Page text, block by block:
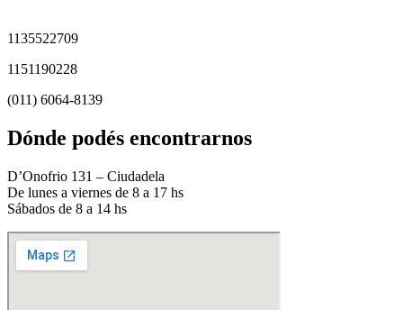
1135522709
1151190228
(011) 6064-8139
Dónde podés encontrarnos
D’Onofrio 131 – Ciudadela
De lunes a viernes de 8 a 17 hs
Sábados de 8 a 14 hs